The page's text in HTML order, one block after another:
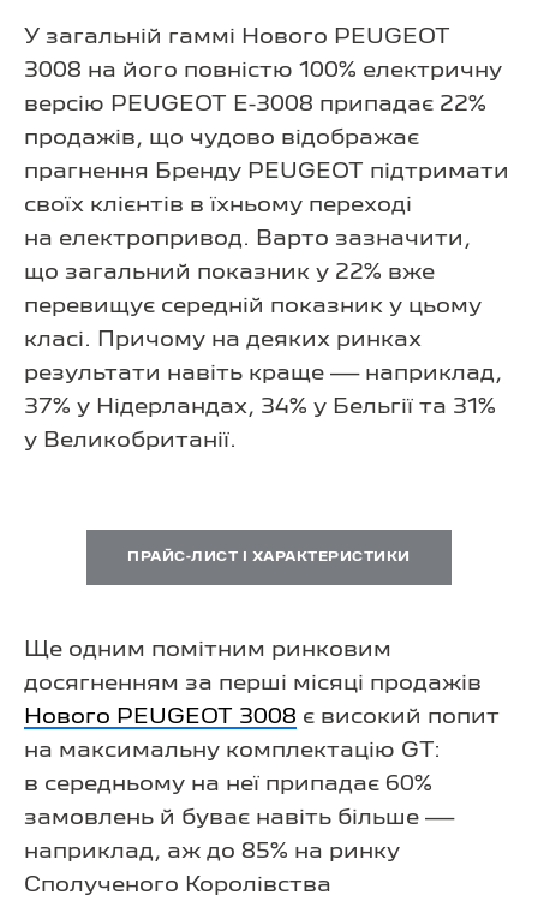
У загальній гаммі Нового PEUGEOT
3008 на його повністю 100% електричну
версію PEUGEOT Е-3008 припадає 22%
продажів, що чудово відображає
прагнення Бренду PEUGEOT підтримати
своїх клієнтів в їхньому переході
на електропривод. Варто зазначити,
що загальний показник у 22% вже
перевищує середній показник у цьому
класі. Причому на деяких ринках
результати навіть краще — наприклад,
37% у Нідерландах, 34% у Бельгії та 31%
у Великобританії.
ПРАЙС-ЛИСТ І ХАРАКТЕРИСТИКИ
Ще одним помітним ринковим
досягненням за перші місяці продажів
Нового PEUGEOT 3008 є високий попит
на максимальну комплектацію GT:
в середньому на неї припадає 60%
замовлень й буває навіть більше —
наприклад, аж до 85% на ринку
Сполученого Королівства